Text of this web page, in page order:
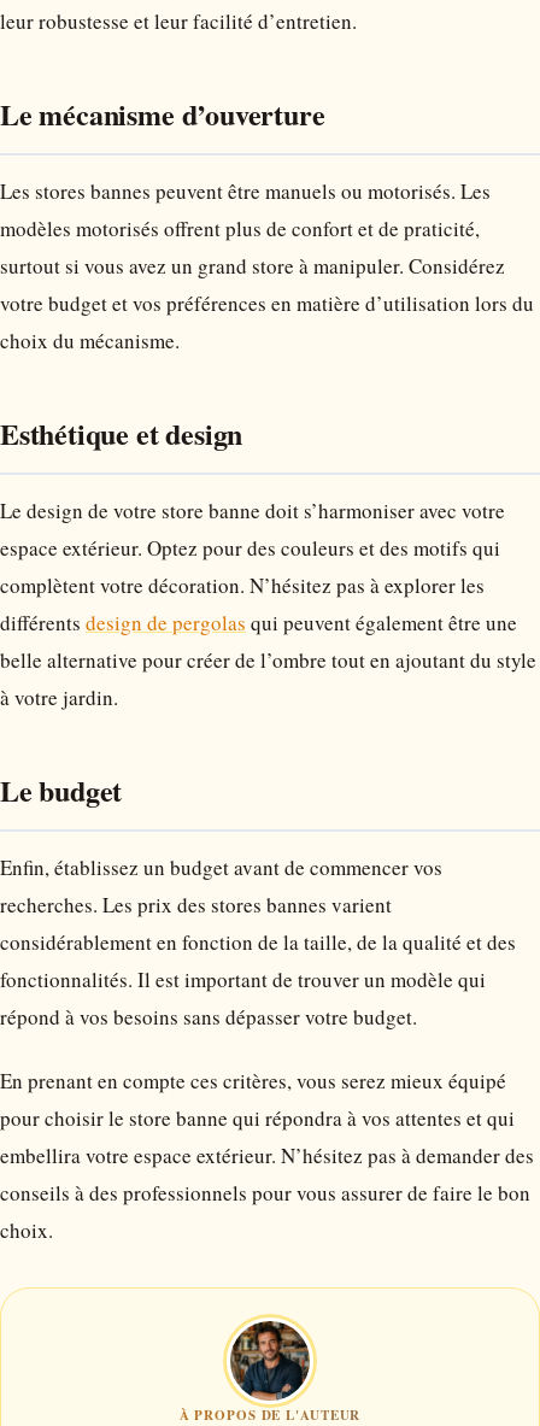
leur robustesse et leur facilité d’entretien.
Le mécanisme d’ouverture
Les stores bannes peuvent être manuels ou motorisés. Les
modèles motorisés offrent plus de confort et de praticité,
surtout si vous avez un grand store à manipuler. Considérez
votre budget et vos préférences en matière d’utilisation lors du
choix du mécanisme.
Esthétique et design
Le design de votre store banne doit s’harmoniser avec votre
espace extérieur. Optez pour des couleurs et des motifs qui
complètent votre décoration. N’hésitez pas à explorer les
différents design de pergolas qui peuvent également être une
belle alternative pour créer de l’ombre tout en ajoutant du style
à votre jardin.
Le budget
Enfin, établissez un budget avant de commencer vos
recherches. Les prix des stores bannes varient
considérablement en fonction de la taille, de la qualité et des
fonctionnalités. Il est important de trouver un modèle qui
répond à vos besoins sans dépasser votre budget.
En prenant en compte ces critères, vous serez mieux équipé
pour choisir le store banne qui répondra à vos attentes et qui
embellira votre espace extérieur. N’hésitez pas à demander des
conseils à des professionnels pour vous assurer de faire le bon
choix.
À PROPOS DE L'AUTEUR